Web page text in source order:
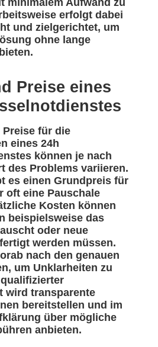
minimalem Aufwand zu
erfolgt dabei
und zielgerichtet, um
ohne lange
Preise eines
für die
eines 24h
können je nach
des Problems variieren.
es einen Grundpreis für
oft eine Pauschale
Kosten können
beispielsweise das
oder neue
werden müssen.
nach den genauen
um Unklarheiten zu
wird transparente
bereitstellen und im
über mögliche
anbieten.